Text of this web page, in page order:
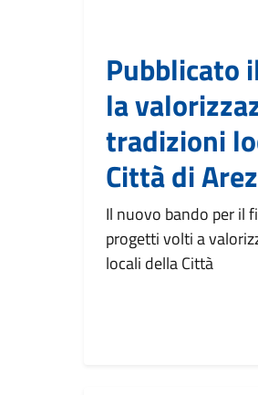
Pubblicato
la
tradizioni
Città di
Il nuovo bando per il
progetti volti a
locali della Città